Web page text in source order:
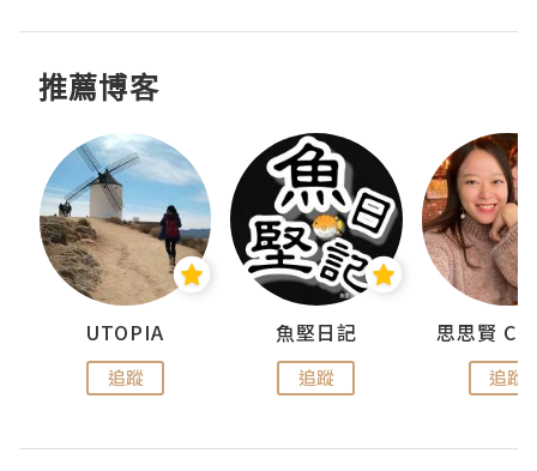
推薦博客
UTOPIA
追蹤
魚堅日記
追蹤 追蹤